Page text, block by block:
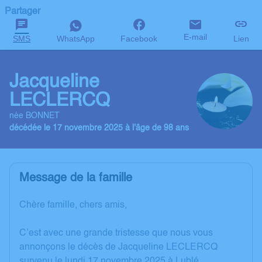
Partager
SMS WhatsApp Facebook E-mail Lien
Jacqueline
LECLERCQ
née BONNET
décédée le 17 novembre 2025 à l'âge de 98 ans
Message de la famille
Chère famille, chers amis,
C’est avec une grande tristesse que nous vous
annonçons le décès de Jacqueline LECLERCQ